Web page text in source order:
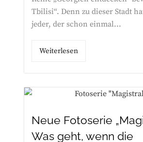
Tbilisi“. Denn zu dieser Stadt
jeder, der schon einmal...
Weiterlesen
Neue Fotoserie
Was geht, wenn die